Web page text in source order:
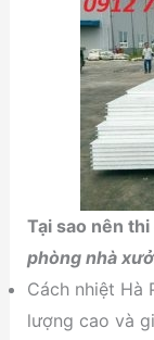
Tại sao nên
phòng nhà
Cách nhiệt Hà
lượng cao và